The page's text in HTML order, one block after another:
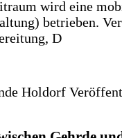
wird eine
betrieben.
D
Holdorf